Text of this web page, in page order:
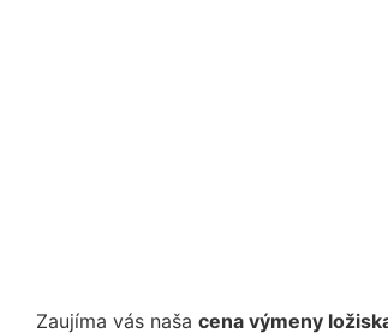
Zaujíma vás naša cena výmeny